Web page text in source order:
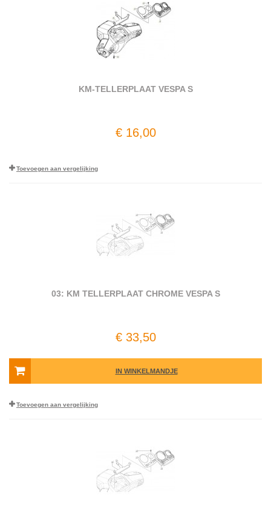
KM-TELLERPLAAT VESPA S
€ 16,00
Toevoegen aan vergelijking
03: KM TELLERPLAAT CHROME VESPA S
€ 33,50
IN WINKELMANDJE
Toevoegen aan vergelijking